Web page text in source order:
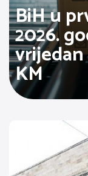
BiH u
2026.
KM